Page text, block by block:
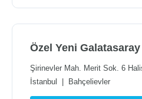
Şirinevler Mah. Merit Sok. 6
İstanbul
Bahçelievler